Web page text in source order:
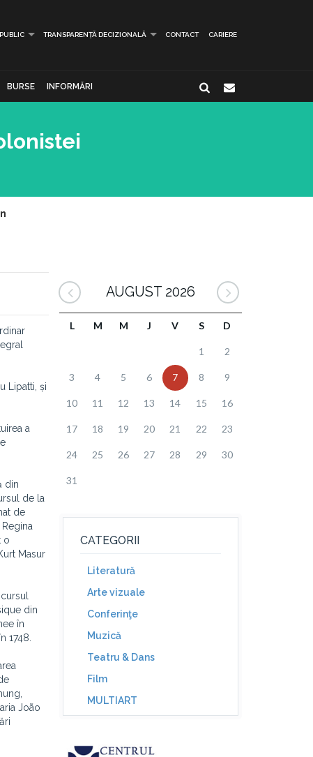
TRANSPARENȚĂ DECIZIONALĂ CONTACT CARIERE
BURSE INFORMĂRI
Lipatti, și
a
din
de la
de
o
Masur
din
în
1748.
João
AUGUST 2026
L M M J V S D
1 2
3 4 5 6 7 8 9
10 11 12 13 14 15 16
17 18 19 20 21 22 23
24 25 26 27 28 29 30
31
CATEGORII
Literatură
Arte vizuale
Conferinţe
Muzică
Teatru & Dans
Film
MULTIART